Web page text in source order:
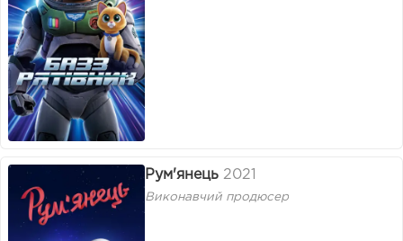
Рум'янець 2021
Виконавчий продюсер